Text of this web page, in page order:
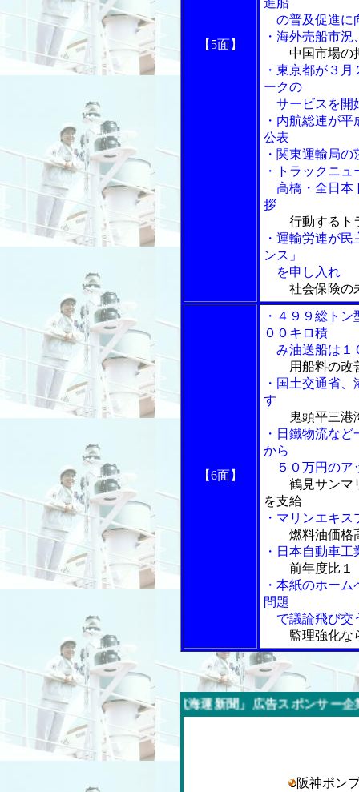
【5面】
進船
の普及促進に
・海外売船市
中国市場の
・東京都が３
ークの
サービスを開
・内航総連が
公表
・関東運輸局
・トラックニュ
高橋・全日本
拶
行動するト
・運輸労連が
ンス」
を申し入れ
社会保険の
【6面】
・４９９総ト
００キロ積
み油送船は１
用船料の改
・国土交通省
す
鬼頭平三港
・日鐵物流な
から
５０万円のア
鶴見サンマ
を支給
・マリンエキ
燃料油価格
・日本自動車
前年度比１
・本紙のホー
問題
で議論飛び交
監理強化な
今週の「内航海運新聞」広告スポンサー企業
阪神ポン